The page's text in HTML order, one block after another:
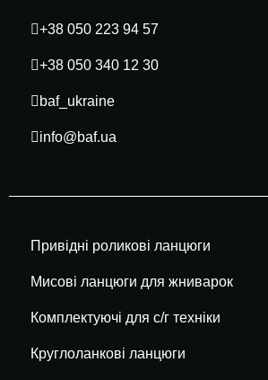
+38 050 223 94 57
+38 050 340 12 30
baf_ukraine
info@baf.ua
Привідні роликові ланцюги
Мисові ланцюги для жниварок
Комплектуючі для с/г техніки
Круглоланкові ланцюги